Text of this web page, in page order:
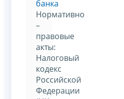
банка
Нормативно
–
правовые
акты:
Налоговый
кодекс
Российской
Федерации